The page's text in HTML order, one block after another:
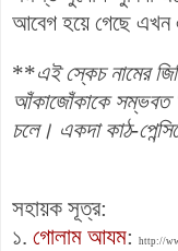
আবেগ হয়ে গেছে এখন
**এই স্কেচ নামের
আঁকাজোঁকাকে সম্ভবত
চলে। একদা কাঠ-
সহায়ক সূত্র:
১. গোলাম আযম: http://